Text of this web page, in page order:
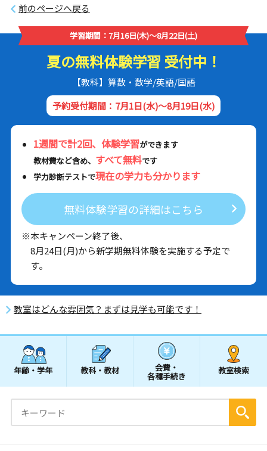
前のページへ戻る
学習期間：7月16日(木)～8月22日(土)
夏の無料体験学習 受付中！
【教科】算数・数学/英語/国語
予約受付期間：7月1日(水)～8月19日(水)
1週間で計2回、体験学習ができます
教材費など含め、 すべて無料です
学力診断テストで現在の学力も分かります
無料体験学習の詳細はこちら
※本キャンペーン終了後、
8月24日(月)から新学期無料体験を実施する予定で
す。
教室はどんな雰囲気？まずは見学も可能です！
年齢・学年 教科・教材 会費・
各種手続き
教室検索